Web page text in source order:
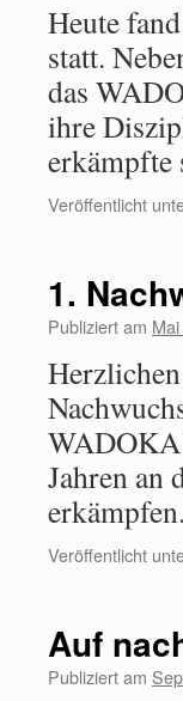
Heute
statt.
das
ihre
Veröffentlicht
1.
Publiziert am
Jahren an
Veröffentlicht
Auf
Publiziert am